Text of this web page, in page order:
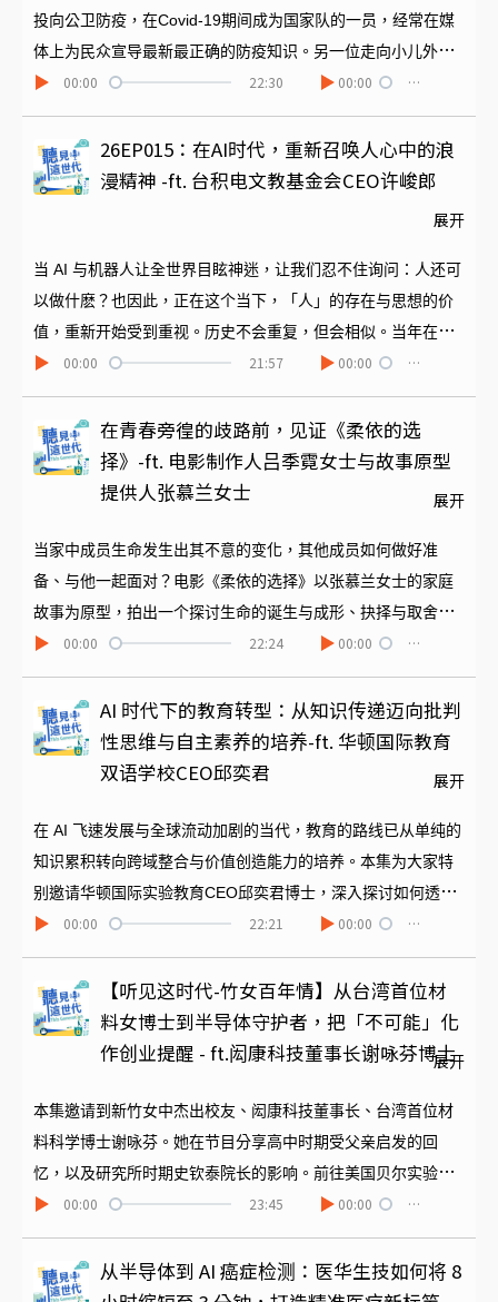
投向公卫防疫，在Covid-19期间成为国家队的一员，经常在媒
体上为民众宣导最新最正确的防疫知识。另一位走向小儿外
科，在面对父母的焦虑时给予他们最大的稳定支持。两位医师
兼具理性与感性，从竹女的全人教育中获得丰富的养分。在她
们的回忆中，学校不仅重视每一科的授课，也教会她们「如何
先成为一个人」这是一场结合人文素养、公共责任与女性领导
听本集的精采对谈。
00:00 22:30 00:00 …
26EP015：在AI时代，重新召唤人心中的浪
漫精神 -ft. 台积电文教基金会CEO许峻郎
展开
当 AI 与机器人让全世界目眩神迷，让我们忍不住询问：人还可
以做什麽？也因此，正在这个当下，「人」的存在与思想的价
值，重新开始受到重视。历史不会重复，但会相似。当年在工
业革命开始影响欧洲社会的时候，德国也掀起了另一风潮，诉
求向内探询灵魂，向外共鸣自然的哲思风潮，「德国浪漫主
义」时代于是来临。因此台积心筑艺术季，今年便以「召唤浪
漫」为主轴，举办系列讲座、音乐会与经典传承的表演舞台。
从浪漫主义的精神出发，希望引动我们跨时代的再一次提问：
持人和CEO如何从中剧聊到格林童话，还有经典布拉姆斯和新
时代布袋戏。
00:00 21:57 00:00 …
在青春旁徨的歧路前，见证《柔依的选
择》-ft. 电影制作人吕季霓女士与故事原型
提供人张慕兰女士
展开
当家中成员生命发生出其不意的变化，其他成员如何做好准
备、与他一起面对？电影《柔依的选择》以张慕兰女士的家庭
故事为原型，拍出一个探讨生命的诞生与成形、抉择与取舍的
故事。本集《听见这时代》，带您听见不同时代的选择。《柔
依的选择》 官方预告：电影包场特映，请洽：以马内利资源服
务事工（ERS）官网：https://erservice.me/FB粉专：
https://www.facebook.com/ERStaiwan/======节目制作｜陈冬
00:00 22:24 00:00 …
AI 时代下的教育转型：从知识传递迈向批判
性思维与自主素养的培养-ft. 华顿国际教育
双语学校CEO邱奕君
展开
在 AI 飞速发展与全球流动加剧的当代，教育的路线已从单纯的
知识累积转向跨域整合与价值创造能力的培养。本集为大家特
别邀请华顿国际实验教育CEO邱奕君博士，深入探讨如何透过
批判性思维与专案式学习（PBL），引导学生在当代的信息洪
流中学会精准提问与深度判断。真正的国际人才只要优异语言
能力就够了吗？如何让孩子理解多元文化并养成解决真实问题
的能力？又如何引导他们自主学习，在学校就学得跨领域和有
纪律的终身学习能力？一起来听邱博士丰富经验的分享，以及
https://www.facebook.com/waldeneducation
00:00 22:21 00:00 …
【听见这时代-竹女百年情】从台湾首位材
料女博士到半导体守护者，把「不可能」化
作创业提醒 - ft.闳康科技董事长谢咏芬博士
展开
本集邀请到新竹女中杰出校友、闳康科技董事长、台湾首位材
料科学博士谢咏芬。她在节目分享高中时期受父亲启发的回
忆，以及研究所时期史钦泰院长的影响。前往美国贝尔实验室
接受国际专业研究洗礼之后，再迎来联电时期的职涯高薪巅
峰。在大家开始安逸接受半导体产业蓬勃发展回馈的丰盛果实
时，她想起了当年史钦泰院长的社会贡献之问，毅然创立闳康
科技，长期服务台积电与辉达等大厂，成为推动半导体产业升
00:00 23:45 00:00 …
从半导体到 AI 癌症检测：医华生技如何将 8